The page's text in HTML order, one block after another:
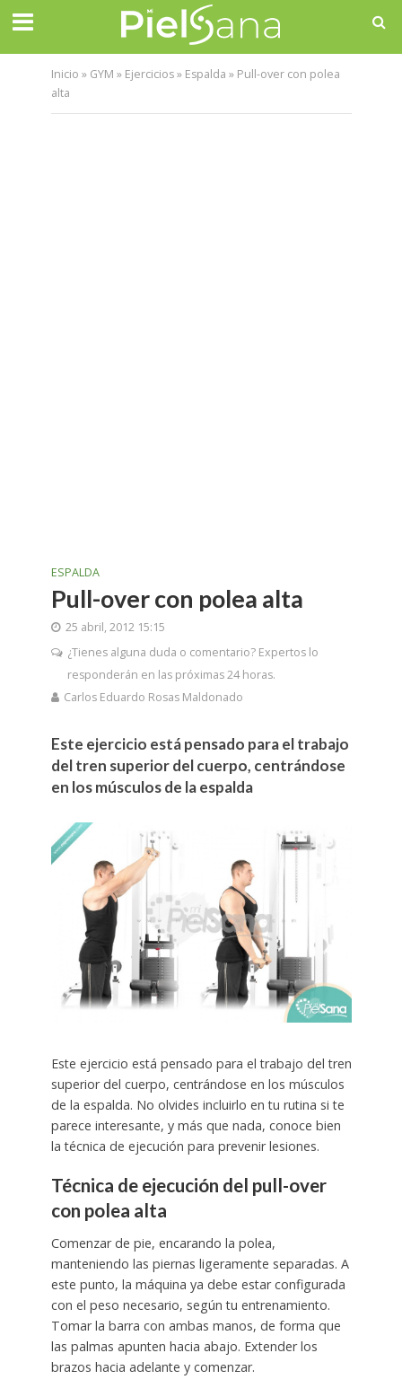
Inicio » GYM » Ejercicios» Espalda » Pull-over con polea
alta
ESPALDA
Pull-over con polea alta
25 abril, 2012 15:15
¿Tienes alguna duda o comentario? Expertos lo
responderán en las próximas 24 horas.
Carlos Eduardo Rosas Maldonado
Este ejercicio está pensado para el trabajo
del tren superior del cuerpo, centrándose
en los músculos de la espalda
Este ejercicio está pensado para el trabajo del tren
superior del cuerpo, centrándose en los músculos
de la espalda. No olvides incluirlo en tu rutina si te
parece interesante, y más que nada, conoce bien
la técnica de ejecución para prevenir lesiones.
Técnica de ejecución del pull-over
con polea alta
Comenzar de pie, encarando la polea,
manteniendo las piernas ligeramente separadas. A
este punto, la máquina ya debe estar configurada
con el peso necesario, según tu entrenamiento.
Tomar la barra con ambas manos, de forma que
las palmas apunten hacia abajo. Extender los
brazos hacia adelante y comenzar.